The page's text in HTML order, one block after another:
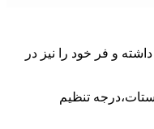
و فر خود را نیز در
تنظیم